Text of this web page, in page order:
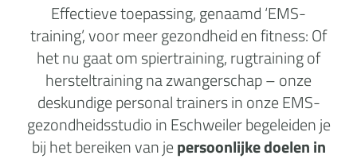
Effectieve toepassing, genaamd ‘EMS-
training’, voor meer gezondheid en fitness: Of
het nu gaat om spiertraining, rugtraining of
hersteltraining na zwangerschap – onze
deskundige personal trainers in onze EMS-
gezondheidsstudio in Eschweiler begeleiden je
bij het bereiken van jepersoonlijke doelen in